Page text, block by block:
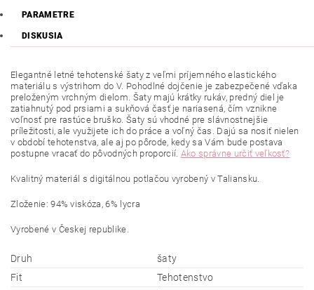
PARAMETRE
DISKUSIA
Elegantné letné tehotenské šaty z veľmi príjemného elastického
materiálu s výstrihom do V. Pohodlné dojčenie je zabezpečené vďaka
preloženým vrchným dielom. Šaty majú krátky rukáv, predný diel je
zatiahnutý pod prsiami a sukňová časť je nariasená, čím vznikne
voľnosť pre rastúce bruško. Šaty sú vhodné pre slávnostnejšie
príležitosti, ale využijete ich do práce a voľný čas. Dajú sa nosiť nielen
v období tehotenstva, ale aj po pôrode, kedy sa Vám bude postava
postupne vracať do pôvodných proporcií. Ako správne určiť veľkosť?
Kvalitný materiál s digitálnou potlačou vyrobený v Taliansku.
Zloženie: 94% viskóza, 6% lycra
Vyrobené v Českej republike.
Druh
šaty
Fit
Tehotenstvo